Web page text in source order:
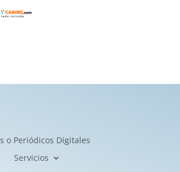
o Periódicos Digitales
Servicios